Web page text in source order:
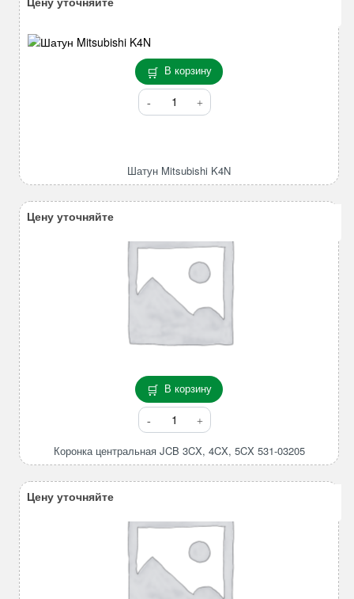
В корзину
Количество
товара
Шатун Mitsubishi K4N
В корзину
Количество
товара
Коронка
центральная
JCB
5CX
03205
Коронка центральная JCB 3CX, 4CX, 5CX 531-03205
Цену уточняйте
Цену уточняйте